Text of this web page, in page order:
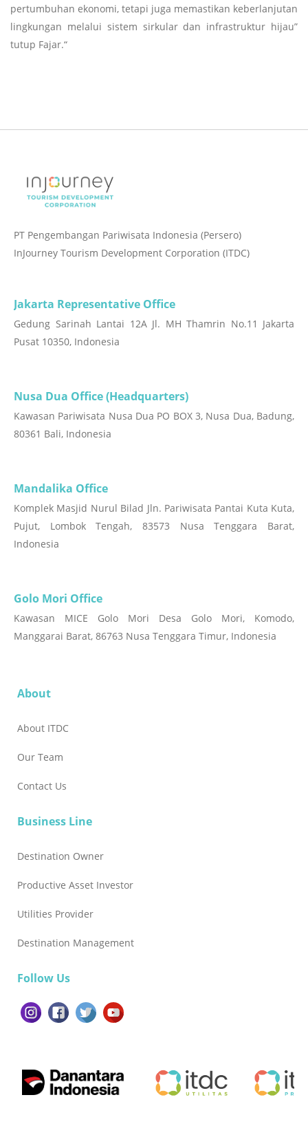
pertumbuhan ekonomi, tetapi juga memastikan keberlanjutan
lingkungan melalui sistem sirkular dan infrastruktur hijau”
tutup Fajar.“
PT Pengembangan Pariwisata Indonesia (Persero)
InJourney Tourism Development Corporation (ITDC)
Jakarta Representative Office
Gedung Sarinah Lantai 12A Jl. MH Thamrin No.11 Jakarta
Pusat 10350, Indonesia
Nusa Dua Office (Headquarters)
Kawasan Pariwisata Nusa Dua PO BOX 3, Nusa Dua, Badung,
80361 Bali, Indonesia
Mandalika Office
Komplek Masjid Nurul Bilad Jln. Pariwisata Pantai Kuta Kuta,
Pujut, Lombok Tengah, 83573 Nusa Tenggara Barat,
Indonesia
Golo Mori Office
Kawasan MICE Golo Mori Desa Golo Mori, Komodo,
Manggarai Barat, 86763 Nusa Tenggara Timur, Indonesia
About
About ITDC
Our Team
Contact Us
Business Line
Destination Owner
Productive Asset Investor
Utilities Provider
Destination Management
Follow Us